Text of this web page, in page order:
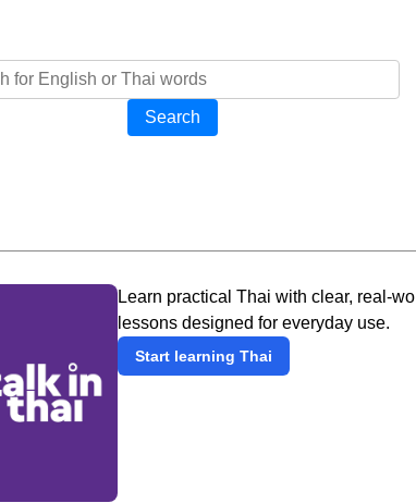
Search
Learn practical Thai with clear, real-
lessons designed for everyday use.
Start learning Thai